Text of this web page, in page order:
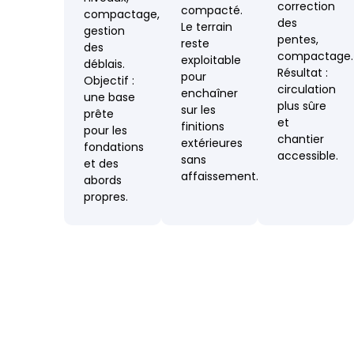
compactage,
gestion
des
déblais.
Objectif :
une base
prête
pour les
fondations
et des
abords
propres.
compacté.
Le terrain
reste
exploitable
pour
enchaîner
sur les
finitions
extérieures
sans
affaissement.
correction
des
pentes,
compactage.
Résultat :
circulation
plus sûre
et
chantier
accessible.